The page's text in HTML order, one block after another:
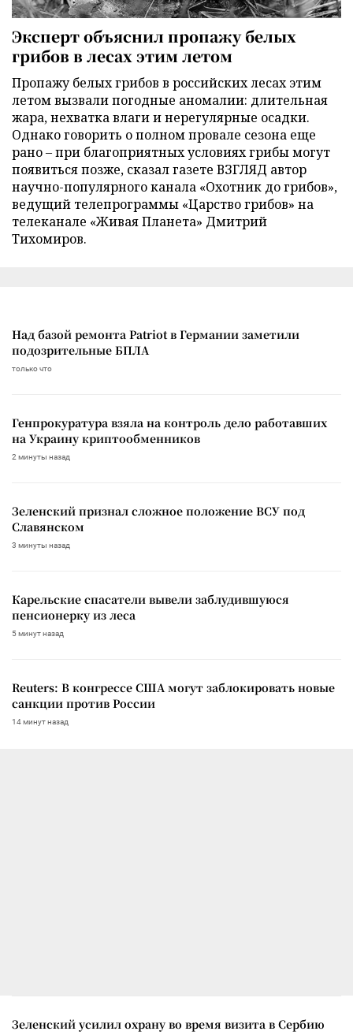
Эксперт объяснил пропажу белых
грибов в лесах этим летом
Пропажу белых грибов в российских лесах этим
летом вызвали погодные аномалии: длительная
жара, нехватка влаги и нерегулярные осадки.
Однако говорить о полном провале сезона еще
рано – при благоприятных условиях грибы могут
появиться позже, сказал газете ВЗГЛЯД автор
научно-популярного канала «Охотник до грибов»,
ведущий телепрограммы «Царство грибов» на
телеканале «Живая Планета» Дмитрий
Тихомиров.
Над базой ремонта Patriot в Германии заметили
подозрительные БПЛА
только что
Генпрокуратура взяла на контроль дело работавших
на Украину криптообменников
2 минуты назад
Зеленский признал сложное положение ВСУ под
Славянском
3 минуты назад
Карельские спасатели вывели заблудившуюся
пенсионерку из леса
5 минут назад
Reuters: В конгрессе США могут заблокировать новые
санкции против России
14 минут назад
Зеленский усилил охрану во время визита в Сербию